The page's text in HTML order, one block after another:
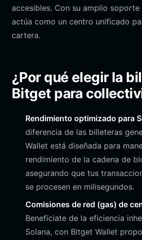
accesibles. Con su amplio soporte
actúa como un centro unificado
cartera.
¿Por qué elegir la
Bitget para
Rendimiento optimizado para
diferencia de las billeteras
Wallet está diseñada para
rendimiento de la cadena de
asegurando que tus
se procesen en milisegundos.
Comisiones de red (gas) de
Benefíciate de la eficiencia
Solana, con Bitget Wallet